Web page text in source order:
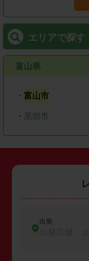
エリアで探す
富山県
・ 富山市
・ 黒部市
出発